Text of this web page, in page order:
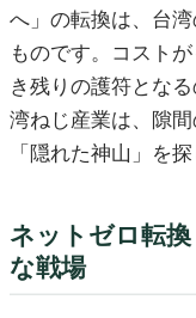
へ」の転換は、台
ものです。コスト
き残りの護符とな
湾ねじ産業は、隙
「隠れた神山」を
ネットゼロ転
な戦場